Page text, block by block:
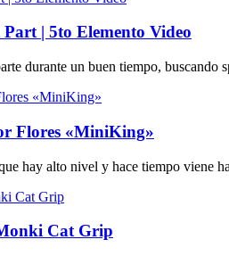
| 5to Elemento Video
durante un buen tiempo, buscando
Flores «MiniKing»
hay alto nivel y hace tiempo viene
Cat Grip